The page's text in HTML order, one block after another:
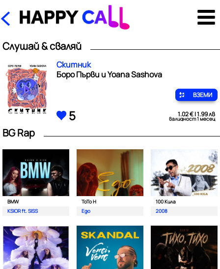
Слушай & сваляй
Скитник
Боро Първи и Yoana Sashova
ВЗЕМИ
5 1.02 € | 1.99 лв
валидност 1 месец
BG Rap
BMW
KSIOR ft. SISS
ToTo H
Ego
100 Кила
2008